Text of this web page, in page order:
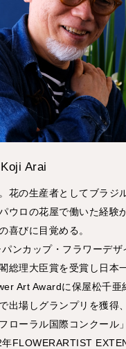
Arai
花の生産者としてブラジ
ウロの花屋で働いた経験
喜びに目覚める。
ンカップ・フラワーデザ
総理大臣賞を受賞し日本
Art Awardに保屋松千亜
出場しグランプリを獲得
ローラル国際コンクール
FLOWERARTIST